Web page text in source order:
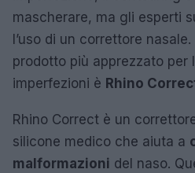
mascherare, ma gli esperti
l’uso di un correttore
prodotto più apprezzato per
imperfezioni è Rhino
Rhino Correct è un
silicone medico che aiuta a
malformazioni del naso.